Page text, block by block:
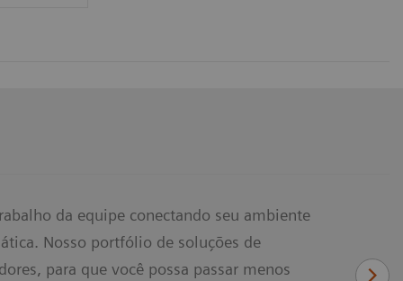
da equipe conectando seu ambiente
Nosso portfólio de soluções de
para que você possa passar menos